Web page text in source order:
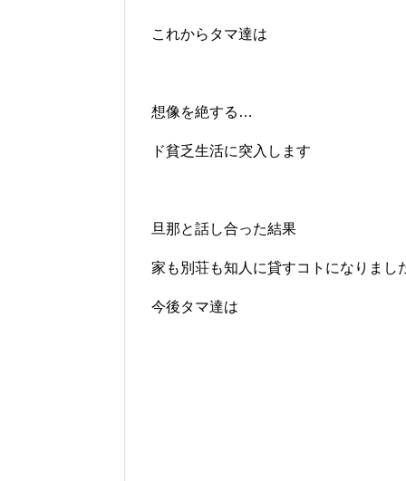
これからタマ達は
想像を絶する…
ド貧乏生活に突入します
旦那と話し合った結果
家も別荘も知人に貸すコトになりまし
今後タマ達は